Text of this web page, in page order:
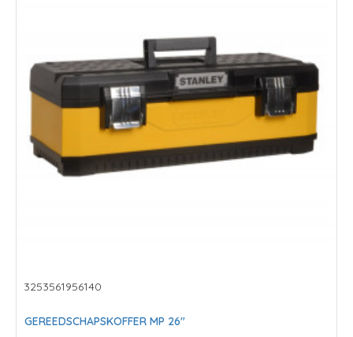
3253561956140
GEREEDSCHAPSKOFFER MP 26"